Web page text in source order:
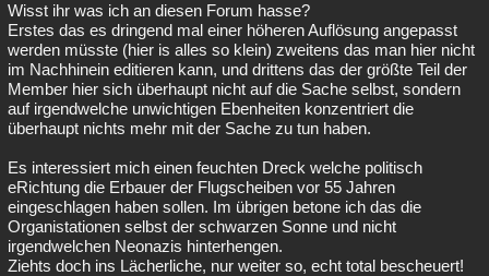
Wisst ihr was ich an diesen Forum hasse?
Erstes das es dringend mal einer höheren Auflösung angepasst
werden müsste (hier is alles so klein) zweitens das man hier nicht
im Nachhinein editieren kann, und drittens das der größte Teil der
Member hier sich überhaupt nicht auf die Sache selbst, sondern
auf irgendwelche unwichtigen Ebenheiten konzentriert die
überhaupt nichts mehr mit der Sache zu tun haben.
Es interessiert mich einen feuchten Dreck welche politisch
eRichtung die Erbauer der Flugscheiben vor 55 Jahren
eingeschlagen haben sollen. Im übrigen betone ich das die
Organistationen selbst der schwarzen Sonne und nicht
irgendwelchen Neonazis hinterhengen.
Ziehts doch ins Lächerliche, nur weiter so, echt total bescheuert!